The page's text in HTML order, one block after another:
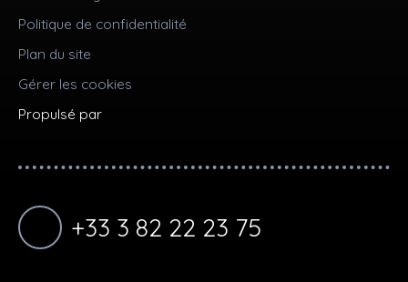
Politique de confidentialité
Plan du site
Gérer les cookies
Propulsé par
+33 3 82 22 23 75